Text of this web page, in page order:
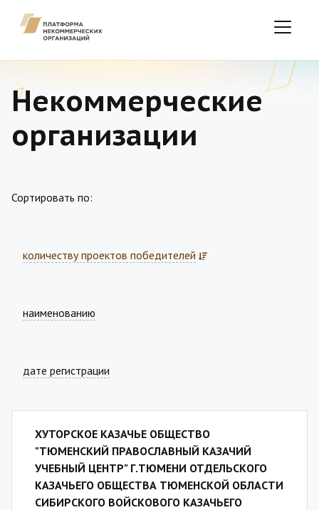
Некоммерческие
организации
Сортировать по:
количеству проектов победителей
наименованию
дате регистрации
ХУТОРСКОЕ КАЗАЧЬЕ ОБЩЕСТВО
"ТЮМЕНСКИЙ ПРАВОСЛАВНЫЙ КАЗАЧИЙ
УЧЕБНЫЙ ЦЕНТР" Г.ТЮМЕНИ ОТДЕЛЬСКОГО
КАЗАЧЬЕГО ОБЩЕСТВА ТЮМЕНСКОЙ ОБЛАСТИ
СИБИРСКОГО ВОЙСКОВОГО КАЗАЧЬЕГО